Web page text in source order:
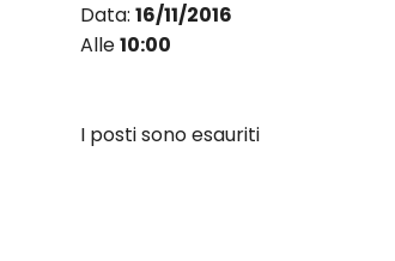
Data:16/11/2016
Alle10:00
I posti sono esauriti